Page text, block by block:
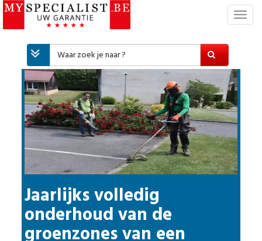
T
l
Jaarlijks volledig
onderhoud van de
groenzones van een